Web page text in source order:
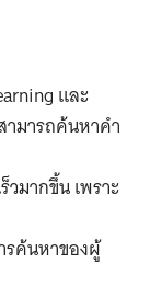
และ
ามารถค้นหาคำ
วมากขึ้น เพราะ
รค้นหาของผู้